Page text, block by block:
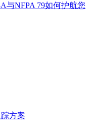
与NFPA 79如何护航您
方案